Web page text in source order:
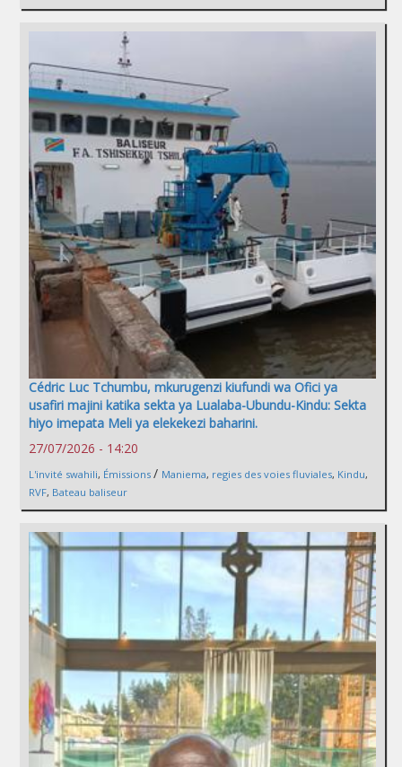
Cédric Luc Tchumbu, mkurugenzi kiufundi wa Ofici ya
usafiri majini katika sekta ya Lualaba-Ubundu-Kindu: Sekta
hiyo imepata Meli ya elekekezi baharini.
27/07/2026 - 14:20
L'invité swahili, Émissions / Maniema, regies des voies fluviales, Kindu,
RVF, Bateau baliseur